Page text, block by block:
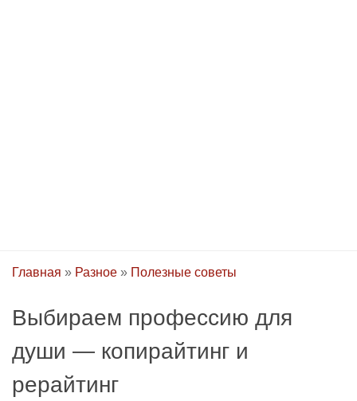
Главная » Разное » Полезные советы
Выбираем профессию для
души — копирайтинг и
рерайтинг